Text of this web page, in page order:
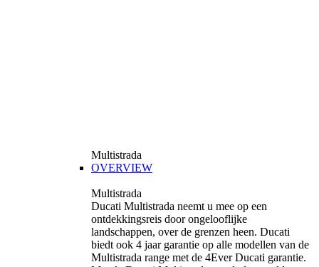
Multistrada
OVERVIEW
Multistrada
Ducati Multistrada neemt u mee op een
ontdekkingsreis door ongelooflijke
landschappen, over de grenzen heen. Ducati
biedt ook 4 jaar garantie op alle modellen van de
Multistrada range met de 4Ever Ducati garantie.